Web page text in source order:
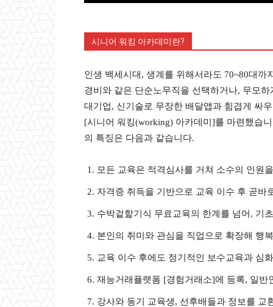
시니어 워킹 아카데미란?
인생 백세시대, 생계를 위해서라도 70~80대
경비와 같은 단순노무직을 선택하거나, 무모
대기업, 신기술로 무장한 배달앱과 힘겹게 싸
[시니어 워킹(working) 아카데미]를 마련했습
의 특징은 다음과 같습니다.
모든 교육은 적격심사를 거쳐 소수의 인원
자격증 취득을 기반으로 교육 이수 후 곧바
수박겉핥기식 무료교육의 한계를 넘어, 기
본인의 취미와 관심을 직업으로 확장해 행
교육 이수 후에도 정기적인 보수교육과 심
재능거래플랫폼 [경험거래소]에 등록, 일
강사와 동기 교육생, 선후배들과 정보를 교